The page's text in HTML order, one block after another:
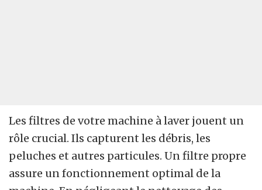
Les filtres de votre machine à laver jouent un
rôle crucial. Ils capturent les débris, les
peluches et autres particules. Un filtre propre
assure un fonctionnement optimal de la